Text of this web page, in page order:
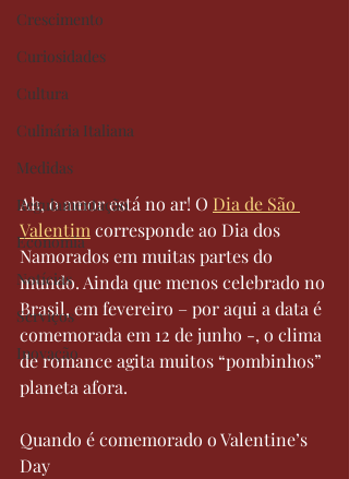
Crescimento
Curiosidades
Cultura
Culinária Italiana
Medidas
Regulamentação
Economia
Notícias
Serviços
Inovação
Ah, o amor está no ar! O Dia de São
Valentim corresponde ao Dia dos
Namorados em muitas partes do
mundo. Ainda que menos celebrado no
Brasil, em fevereiro – por aqui a data é
comemorada em 12 de junho -, o clima
de romance agita muitos “pombinhos”
planeta afora.
Quando é comemorado o Valentine’s
Day